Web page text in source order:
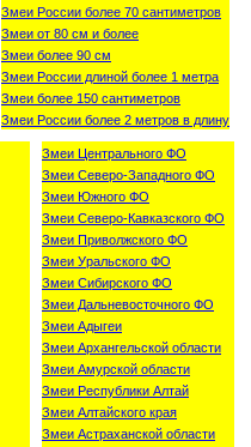
Змеи России более 70 сантиметров
Змеи от 80 см и более
Змеи более 90 см
Змеи России длиной более 1 метра
Змеи более 150 сантиметров
Змеи России более 2 метров в длину
Змеи Центрального ФО
Змеи Северо-Западного ФО
Змеи Южного ФО
Змеи Северо-Кавказского ФО
Змеи Приволжского ФО
Змеи Уральского ФО
Змеи Сибирского ФО
Змеи Дальневосточного ФО
Змеи Адыгеи
Змеи Архангельской области
Змеи Амурской области
Змеи Республики Алтай
Змеи Алтайского края
Змеи Астраханской области